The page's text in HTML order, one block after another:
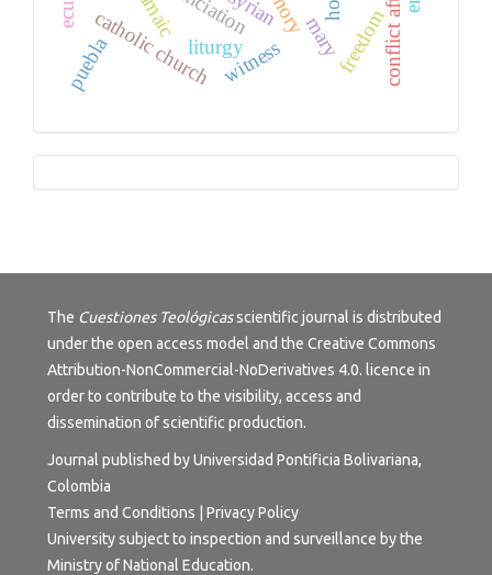
mary
catholic churchliturgywitness freedom
puebla
Tutorials
The Cuestiones Teológicasscientific journal is distributed
under the open access model and the Creative Commons
Attribution-NonCommercial-NoDerivatives 4.0. licence in
order to contribute to the visibility, access and
dissemination of scientific production.
Journal published by Universidad Pontificia Bolivariana,
Colombia
Terms and Conditions
Privacy Policy
University subject to inspection and surveillance by the
Ministry of National Education.